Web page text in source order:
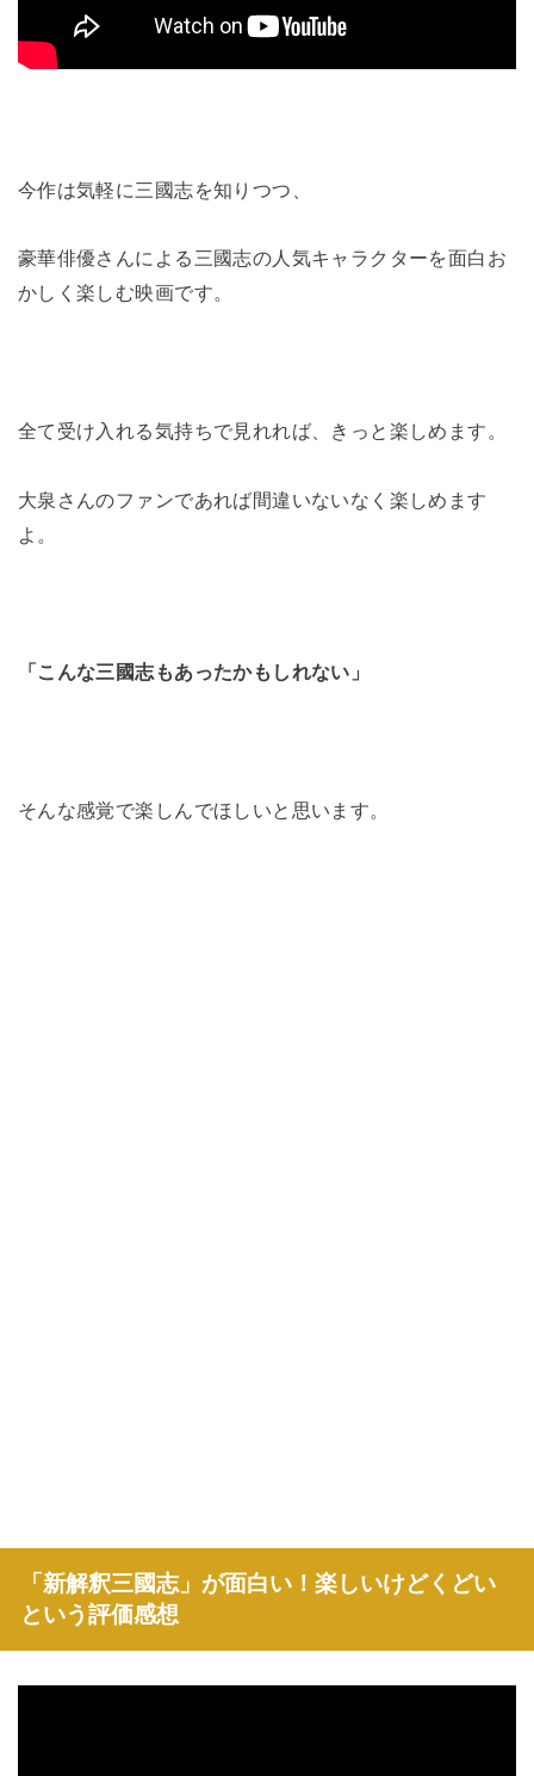
今作は気軽に三國志を知りつつ、
豪華俳優さんによる三國志の人気キャラクターを面白お
かしく楽しむ映画です。
全て受け入れる気持ちで見れれば、きっと楽しめます。
大泉さんのファンであれば間違いないなく楽しめます
よ。
「こんな三國志もあったかもしれない」
そんな感覚で楽しんでほしいと思います。
「新解釈三國志」が面白い！楽しいけどくどい
という評価感想